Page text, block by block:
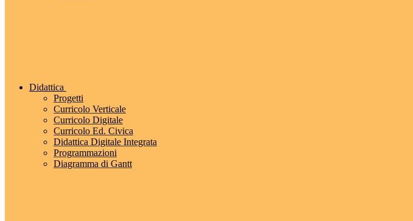
Didattica
Progetti
Curricolo Verticale
Curricolo Digitale
Curricolo Ed. Civica
Didattica Digitale Integrata
Programmazioni
Diagramma di Gantt